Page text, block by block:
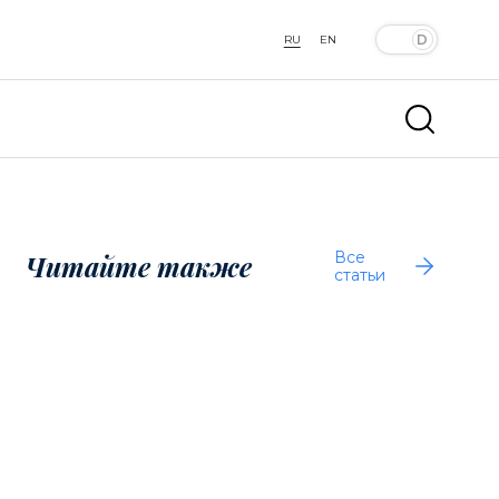
RU EN
Читайте также
Все
статьи